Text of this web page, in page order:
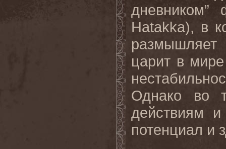
дневником”
Hatakka), в
размышляет
царит в
Однако во
действиям и
потенциал и